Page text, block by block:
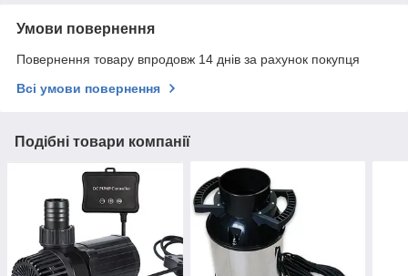
Умови повернення
Повернення товару впродовж 14 днів за рахунок покупця
Всі умови повернення
Подібні товари компанії